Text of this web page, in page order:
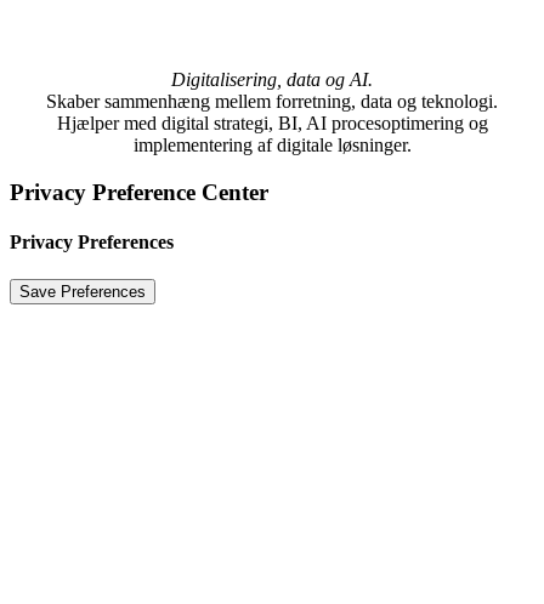
Digitalisering, data og AI.
Skaber sammenhæng mellem forretning, data og teknologi.
Hjælper med digital strategi, BI, AI procesoptimering og
implementering af digitale løsninger.
Privacy Preference Center
Privacy Preferences